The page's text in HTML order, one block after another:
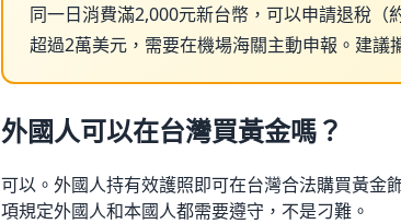
同一日消費滿2,000元新台幣，可以申請退稅
超過2萬美元，需要在機場海關主動申報。建議
外國人可以在台灣買黃金嗎？
可以。外國人持有效護照即可在台灣合法購買黃金
項規定外國人和本國人都需要遵守，不是刁難。